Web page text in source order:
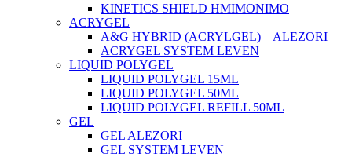
KINETICS SHIELD ΗΜΙΜΟΝΙΜΟ
ACRYGEL
A&G HYBRID (ACRYLGEL) – ALEZORI
ACRYGEL SYSTEM LEVEN
LIQUID POLYGEL
LIQUID POLYGEL 15ML
LIQUID POLYGEL 50ML
LIQUID POLYGEL REFILL 50ML
GEL
GEL ALEZORI
GEL SYSTEM LEVEN